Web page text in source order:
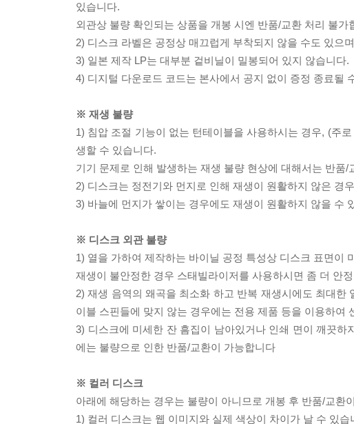
있습니다.
외관상 불량 확인되는 상품을 개봉 시엔 반품/교환 처리 불가
2) 디스크 라벨은 공정상 매끄럽게 부착되지 않을 수도 있으
3) 일본 제작 LP는 대부분 겉비닐이 밀봉되어 있지 않습니다.
4) 디지털 다운로드 코드는 본사에서 공지 없이 증정 종료될
※ 재생 불량
1) 침압 조절 기능이 없는 턴테이블을 사용하시는 경우, (주
생할 수 있습니다.
기기 문제로 인해 발생하는 재생 불량 현상에 대해서는 반
2) 디스크는 정전기와 먼지로 인해 재생이 원활하지 않은 경
3) 바늘에 먼지가 쌓이는 경우에도 재생이 원활하지 않을 수
※ 디스크 외관 불량
1) 열을 가하여 제작하는 바이닐 공정 특성상 디스크 표면이
재생이 불안정한 경우 스태빌라이저를 사용하시면 좀 더 안
2) 재생 음역의 왜곡을 최소화 하고 반복 재생시에도 최대
이블 스핀들에 맞지 않는 경우에는 전용 제품 등을 이용하여
3) 디스크에 미세한 잔 흠집이 남아있거나 인쇄 면이 깨끗
에는 불량으로 인한 반품/교환이 가능합니다
※ 컬러 디스크
아래에 해당하는 경우는 불량이 아니므로 개봉 후 반품/교환
1) 컬러 디스크는 웹 이미지와 실제 색상이 차이가 날 수 있습